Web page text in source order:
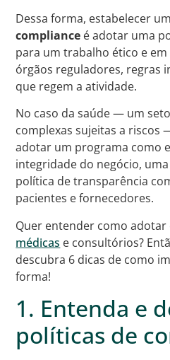
Dessa forma, estabelecer um
compliance é adotar uma
para um trabalho ético e
órgãos reguladores, regras
que regem a atividade.
No caso da saúde — um
complexas sujeitas a riscos
adotar um programa como
integridade do negócio,
política de transparência
pacientes e fornecedores.
Quer entender como
médicas e consultórios?
descubra 6 dicas de como
forma!
1. Entenda e
políticas de